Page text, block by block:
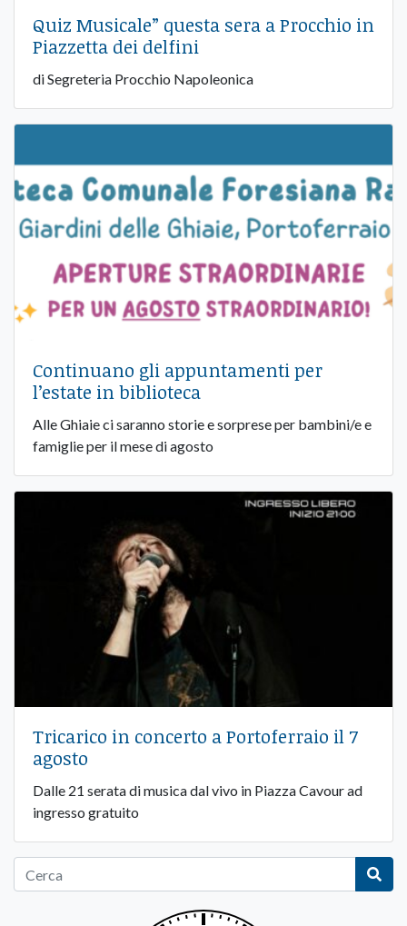
Quiz Musicale” questa sera a Procchio in
Piazzetta dei delfini
di Segreteria Procchio Napoleonica
Continuano gli appuntamenti per
l’estate in biblioteca
Alle Ghiaie ci saranno storie e sorprese per bambini/e e
famiglie per il mese di agosto
Tricarico in concerto a Portoferraio il 7
agosto
Dalle 21 serata di musica dal vivo in Piazza Cavour ad
ingresso gratuito